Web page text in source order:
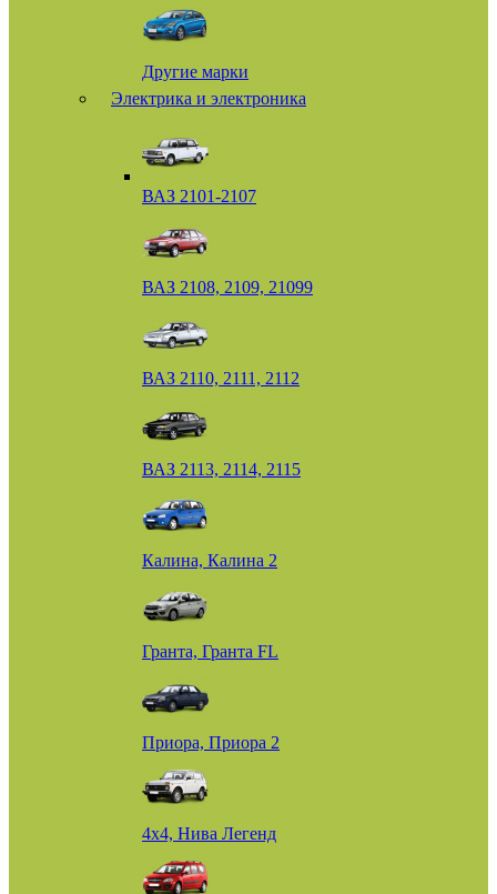
Другие марки
Электрика и электроника
ВАЗ 2101-2107
ВАЗ 2108, 2109, 21099
ВАЗ 2110, 2111, 2112
ВАЗ 2113, 2114, 2115
Калина, Калина 2
Гранта, Гранта FL
Приора, Приора 2
4х4, Нива Легенд